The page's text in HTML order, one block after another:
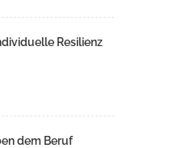
Resilienz
dem Beruf